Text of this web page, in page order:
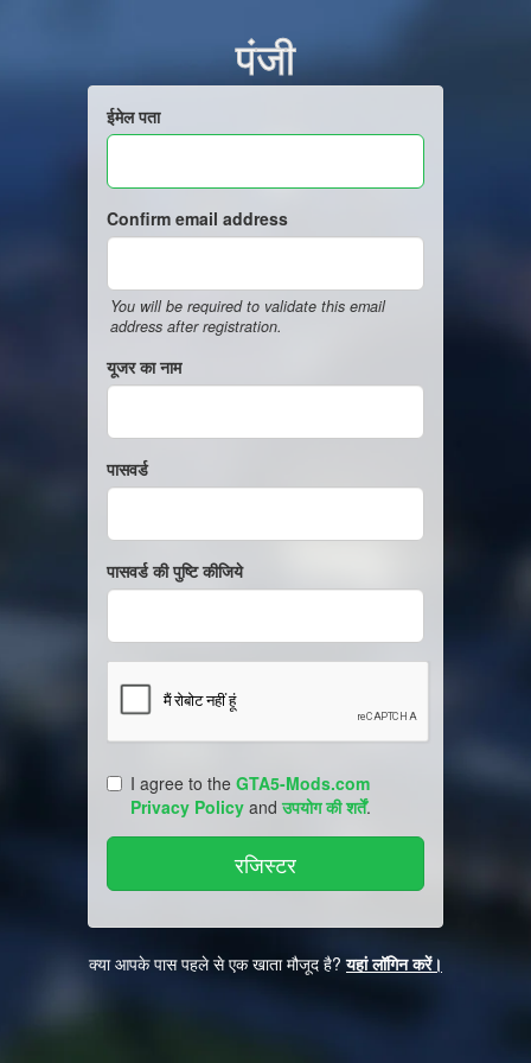
पंजी
ईमेल पता
Confirm email address
You will be required to validate this email
address after registration.
यूजर का नाम
पासवर्ड
पासवर्ड की पुष्टि कीजिये
I agree to the GTA5-Mods.com
Privacy Policy andउपयोग की शर्तें.
क्या आपके पास पहले से एक खाता मौजूद है?यहां लॉगिन करें।